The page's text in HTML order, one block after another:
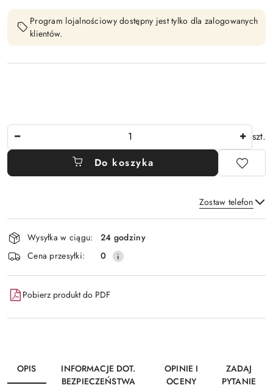
Program lojalnościowy dostępny jest tylko dla zalogowanych
klientów.
szt.
Do koszyka
Zostaw telefon
Wyślij
Dostępność
i
dostawa
Wysyłka w ciągu:
24 godziny
Cena przesyłki:
0
Pobierz produkt do PDF
OPIS
INFORMACJE DOT.
BEZPIECZEŃSTWA
OPINIE I
OCENY
ZADAJ
PYTANIE